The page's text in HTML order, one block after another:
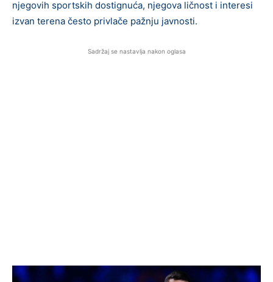
njegovih sportskih dostignuća, njegova ličnost i interesi
izvan terena često privlače pažnju javnosti.
Sadržaj se nastavlja nakon oglasa